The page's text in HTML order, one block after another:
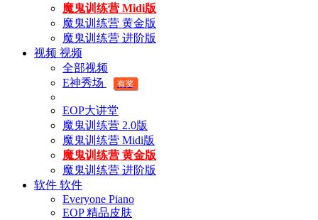
魔鬼训练营 Midi版
魔鬼训练营 黄金版
魔鬼训练营 进阶版
视频 视频
全部视频
E神秀场
有奖
EOP大讲堂
魔鬼训练营 2.0版
魔鬼训练营 Midi版
魔鬼训练营 黄金版
魔鬼训练营 进阶版
软件 软件
Everyone Piano
EOP 精品皮肤